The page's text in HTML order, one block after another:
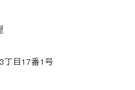
丁目17番1号